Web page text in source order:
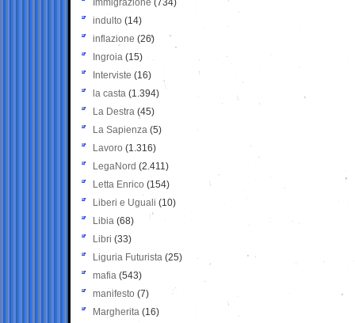
Immigrazione (734)
indulto (14)
inflazione (26)
Ingroia (15)
Interviste (16)
la casta (1.394)
La Destra (45)
La Sapienza (5)
Lavoro (1.316)
LegaNord (2.411)
Letta Enrico (154)
Liberi e Uguali (10)
Libia (68)
Libri (33)
Liguria Futurista (25)
mafia (543)
manifesto (7)
Margherita (16)